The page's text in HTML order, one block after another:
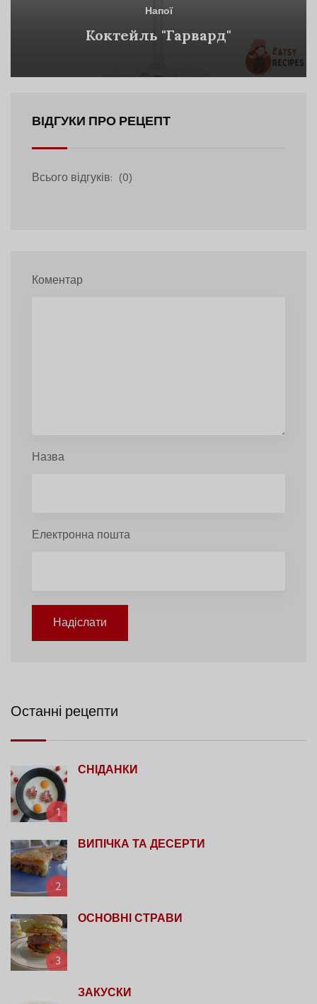
Напої
Коктейль "Гарвард"
ВІДГУКИ ПРО РЕЦЕПТ
Всього відгуків: (0)
Коментар
Назва
Електронна пошта
Надіслати
Останні рецепти
1
СНІДАНКИ
2
ВИПІЧКА ТА ДЕСЕРТИ
3
ОСНОВНІ СТРАВИ
ЗАКУСКИ